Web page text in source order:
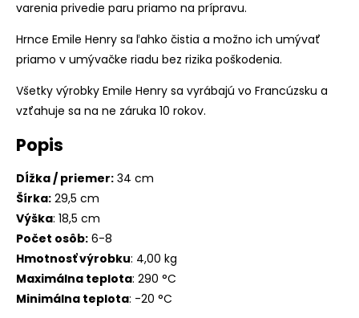
varenia privedie paru priamo na prípravu.
Hrnce Emile Henry sa ľahko čistia a možno ich umývať
priamo v umývačke riadu bez rizika poškodenia.
Všetky výrobky Emile Henry sa vyrábajú vo Francúzsku a
vzťahuje sa na ne záruka 10 rokov.
Popis
Dĺžka / priemer: 34 cm
Šírka: 29,5 cm
Výška: 18,5 cm
Počet osôb: 6-8
Hmotnosť výrobku: 4,00 kg
Maximálna teplota: 290 °C
Minimálna teplota: -20 °C